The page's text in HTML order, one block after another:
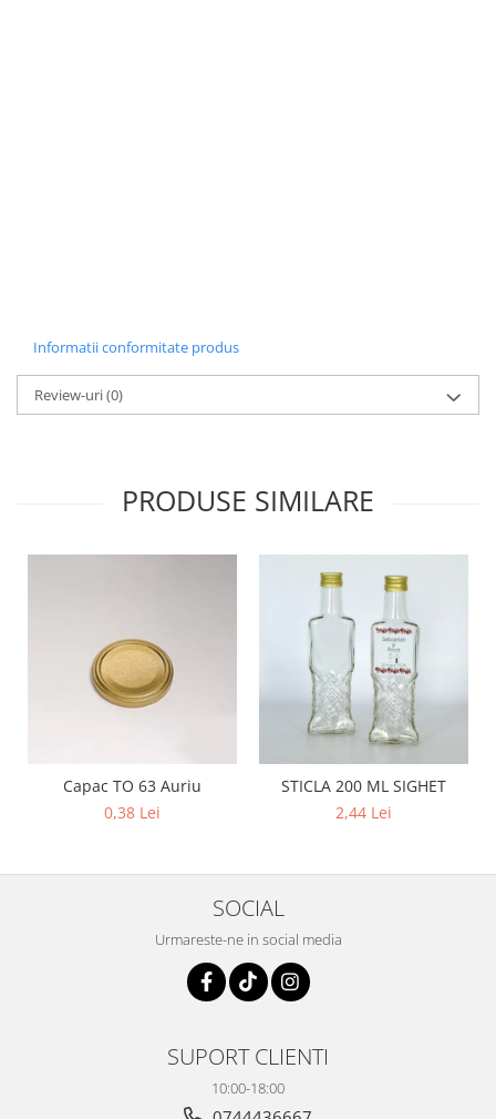
Informatii conformitate produs
Review-uri(0)
PRODUSE SIMILARE
Capac TO 63 Auriu
0,38 Lei
STICLA 200 ML SIGHET
2,44 Lei
SOCIAL
Urmareste-ne in social media
SUPORT CLIENTI
10:00-18:00